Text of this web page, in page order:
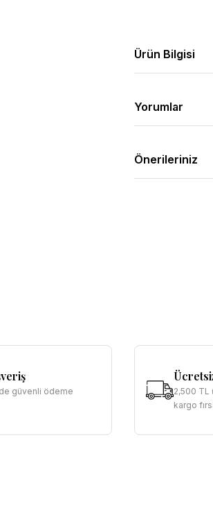
Ürün Bilgisi
Yorumlar
Önerileriniz
güvenli ödeme
2,500 TL
kargo